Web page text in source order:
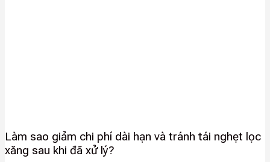
Làm sao giảm chi phí dài hạn và tránh tái nghẹt lọc
xăng sau khi đã xử lý?